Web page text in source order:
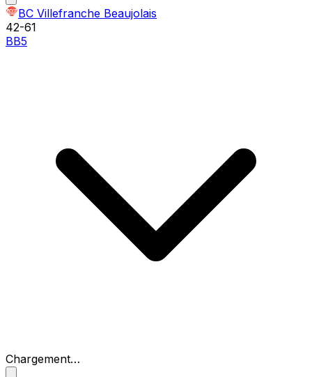
BC Villefranche Beaujolais
42-61
BB5
Chargement…